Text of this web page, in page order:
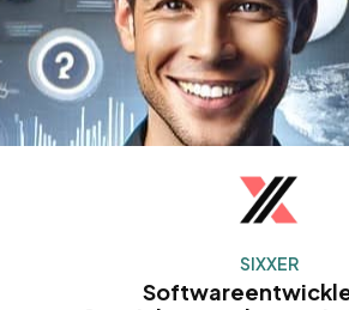
SIXXER